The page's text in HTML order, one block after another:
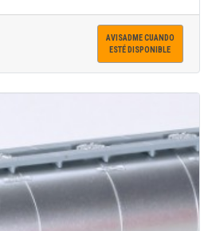
AVISADME CUANDO
ESTÉ DISPONIBLE